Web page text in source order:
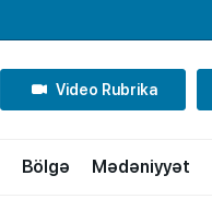
Video Rubrika
Bölgə Mədəniyyət